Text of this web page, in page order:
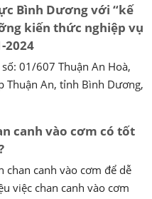
Bình Dương với “kế
kiến thức nghiệp vụ
2024
01/607 Thuận An Hoà,
Thuận An, tỉnh Bình Dương,
canh vào cơm có tốt
chan canh vào cơm để dễ
việc chan canh vào cơm